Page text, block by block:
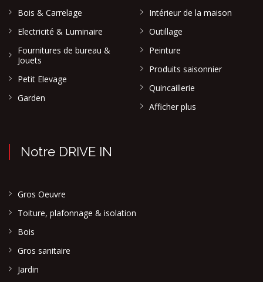
Bois & Carrelage
Electricité & Luminaire
Fournitures de bureau &
Jouets
Petit Elevage
Garden
Intérieur de la maison
Outillage
Peinture
Produits saisonnier
Quincaillerie
Afficher plus
Notre DRIVE IN
Gros Oeuvre
Toiture, plafonnage & isolation
Bois
Gros sanitaire
Jardin